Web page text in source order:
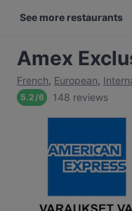
See more restaurants
Amex
French, European,
5.2/6 148 reviews